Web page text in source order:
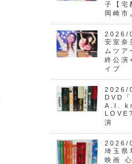
子【宅
岡崎市
2026/
安室奈
ムツア
終公演
イブ
2026/
DVD
A.I.
演
2026/
埼玉県
映画